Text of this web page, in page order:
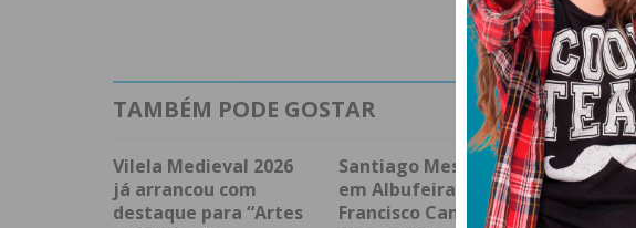
TAMBÉM PODE GOSTAR
Vilela Medieval 2026
já arrancou com
destaque para “Artes
Santiago Mesa vence
em Albufeira e
Francisco Campos
arranca
com